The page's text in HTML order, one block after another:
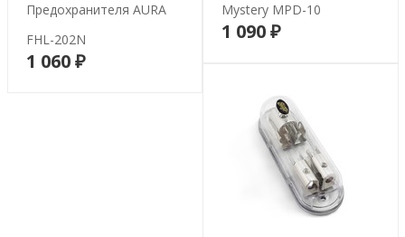
Предохранителя AURA
FHL-202N
1 060 ₽В корзину
Mystery MPD-10
1 090 ₽В корзину